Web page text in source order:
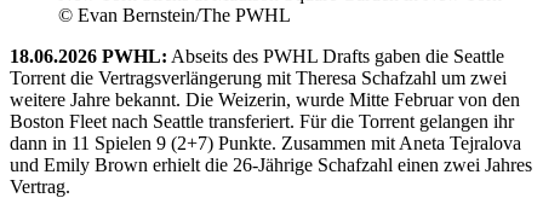
© Evan Bernstein/The PWHL
18.06.2026 PWHL: Abseits des PWHL Drafts gaben die Seattle
Torrent die Vertragsverlängerung mit Theresa Schafzahl um zwei
weitere Jahre bekannt. Die Weizerin, wurde Mitte Februar von den
Boston Fleet nach Seattle transferiert. Für die Torrent gelangen ihr
dann in 11 Spielen 9 (2+7) Punkte. Zusammen mit Aneta Tejralova
und Emily Brown erhielt die 26-Jährige Schafzahl einen zwei Jahres
Vertrag.